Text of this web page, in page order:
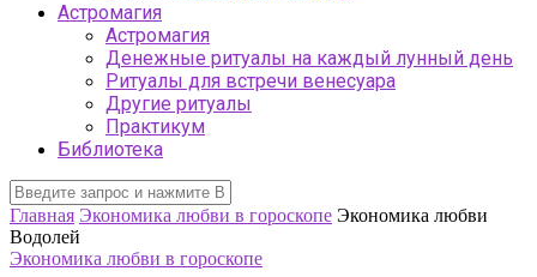
Астромагия
Астромагия
Денежные ритуалы на каждый лунный день
Ритуалы для встречи венесуара
Другие ритуалы
Практикум
Библиотека
Главная Экономика любви в гороскопе Экономика любви
Водолей
Экономика любви в гороскопе